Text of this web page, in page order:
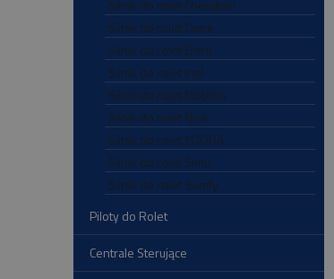
Silnik do rolet Cherubini
Silnik do rolet Came
Silnik do rolet Elero
Silnik do rolet Inel
Silnik do rolet Mobilus
Silnik do rolet Nice
Silnik do rolet YOODA
Silnik do rolet Simu
Silnik do rolet Somfy
Piloty do Rolet
Centrale Sterujące